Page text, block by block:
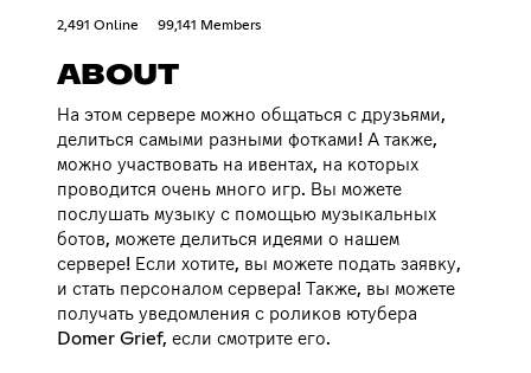
2,491 Online 99,141 Members
ABOUT
На этом сервере можно общаться с друзьями,
делиться самыми разными фотками! А также,
можно участвовать на ивентах, на которых
проводится очень много игр. Вы можете
послушать музыку с помощью музыкальных
ботов, можете делиться идеями о нашем
сервере! Если хотите, вы можете подать заявку,
и стать персоналом сервера! Также, вы можете
получать уведомления с роликов ютубера
Domer Grief, если смотрите его.